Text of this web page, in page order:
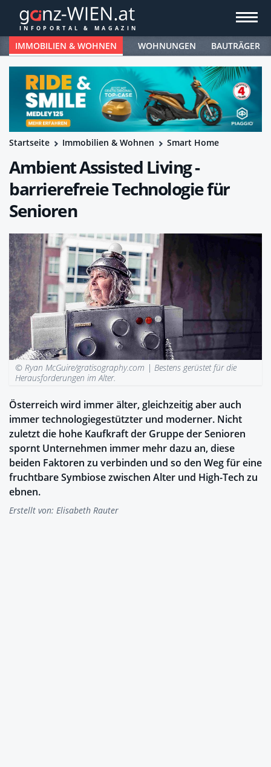
IMMOBILIEN & WOHNEN WOHNUNGEN BAUTRÄGER
Startseite Immobilien & Wohnen Smart Home
Ambient Assisted Living -
barrierefreie Technologie für
Senioren
© Ryan McGuire/gratisography.com | Bestens gerüstet für die
Herausforderungen im Alter.
Österreich wird immer älter, gleichzeitig aber auch
immer technologiegestützter und moderner. Nicht
zuletzt die hohe Kaufkraft der Gruppe der Senioren
spornt Unternehmen immer mehr dazu an, diese
beiden Faktoren zu verbinden und so den Weg für eine
fruchtbare Symbiose zwischen Alter und High-Tech zu
ebnen.
Erstellt von: Elisabeth Rauter